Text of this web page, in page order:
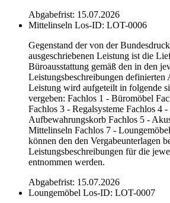
Abgabefrist: 15.07.2026
Mittelinseln Los-ID: LOT-0006
Gegenstand der von der
ausgeschriebenen Leistung ist die
Büroausstattung gemäß den in den
Leistungsbeschreibungen
Leistung wird aufgeteilt in folgende
vergeben: Fachlos 1 - Büromöbel
Fachlos 3 - Regalsysteme Fachlos 4
Aufbewahrungskorb Fachlos 5 -
Mittelinseln Fachlos 7 -
können den den Vergabeunterlagen
Leistungsbeschreibungen für die
entnommen werden.
Abgabefrist: 15.07.2026
Loungemöbel Los-ID: LOT-0007